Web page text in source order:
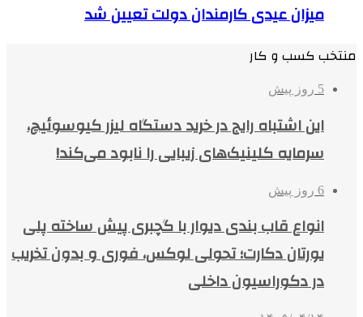
میزان عیدی کارمندان دولت تعیین شد
منتخب کسب و کار
5 روز پیش
این اشتباه رایج در خرید دستگاه لیزر کیوسوئیچ،
سرمایه کلینیک‌های زیبایی را نابود می‌کند!
6 روز پیش
انواع قاب بندی دیوار با گچبری پیش ساخته پلی
یورتان دکارت؛ تحولی لوکس، فوری و بدون تخریب
در دکوراسیون داخلی